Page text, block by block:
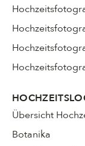
Übersicht
Botanika